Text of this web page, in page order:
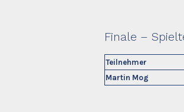
Finale –
Teilnehmer
Martin Mog